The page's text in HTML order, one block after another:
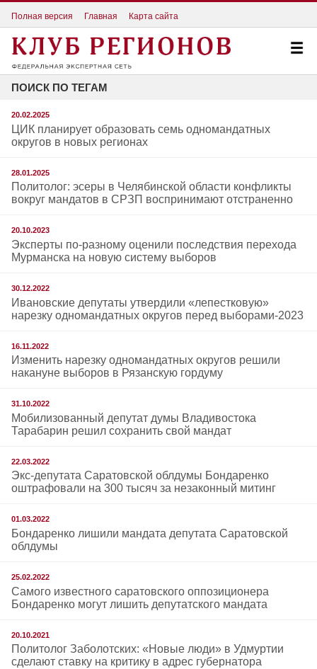
Полная версия Главная Карта сайта
ПОИСК ПО ТЕГАМ
20.02.2025
ЦИК планирует образовать семь одномандатных
округов в новых регионах
28.01.2025
Политолог: эсеры в Челябинской области конфликты
вокруг мандатов в СРЗП воспринимают отстраненно
20.10.2023
Эксперты по-разному оценили последствия перехода
Мурманска на новую систему выборов
30.12.2022
Ивановские депутаты утвердили «лепестковую»
нарезку одномандатных округов перед выборами-2023
16.11.2022
Изменить нарезку одномандатных округов решили
накануне выборов в Рязанскую гордуму
31.10.2022
Мобилизованный депутат думы Владивостока
Тарабарин решил сохранить свой мандат
22.03.2022
Экс-депутата Саратовской облдумы Бондаренко
оштрафовали на 300 тысяч за незаконный митинг
01.03.2022
Бондаренко лишили мандата депутата Саратовской
облдумы
25.02.2022
Самого известного саратовского оппозиционера
Бондаренко могут лишить депутатского мандата
20.10.2021
Политолог Заболотских: «Новые люди» в Удмуртии
сделают ставку на критику в адрес губернатора